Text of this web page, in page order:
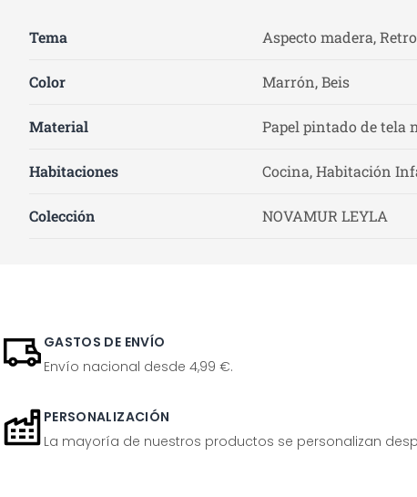
Tema Aspecto madera,
Color Marrón, Beis
Material Papel pintado de tela
Habitaciones Cocina, Habitación
Colección NOVAMUR LEYLA
GASTOS DE ENVÍO
Envío nacional desde 4,99 €.
PERSONALIZACIÓN
La mayoría de nuestros productos se personalizan